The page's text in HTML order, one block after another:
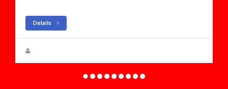
Details